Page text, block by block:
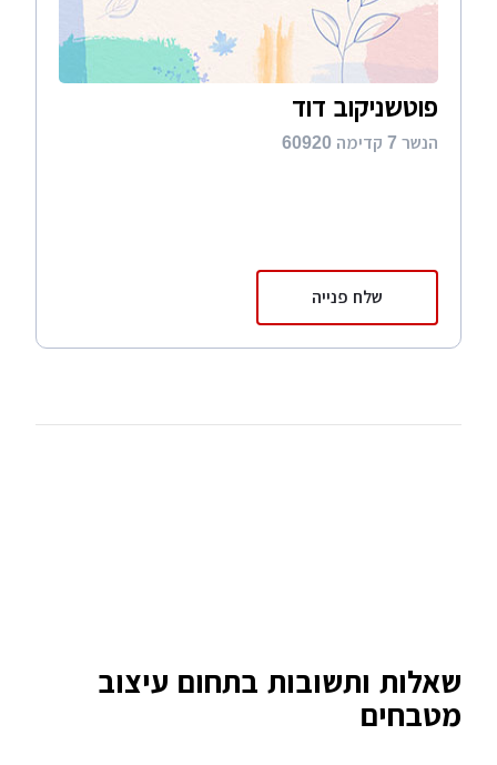
פוטשניקוב דוד
הנשר 7 קדימה 60920
שלח פנייה
שאלות ותשובות בתחום עיצוב
מטבחים